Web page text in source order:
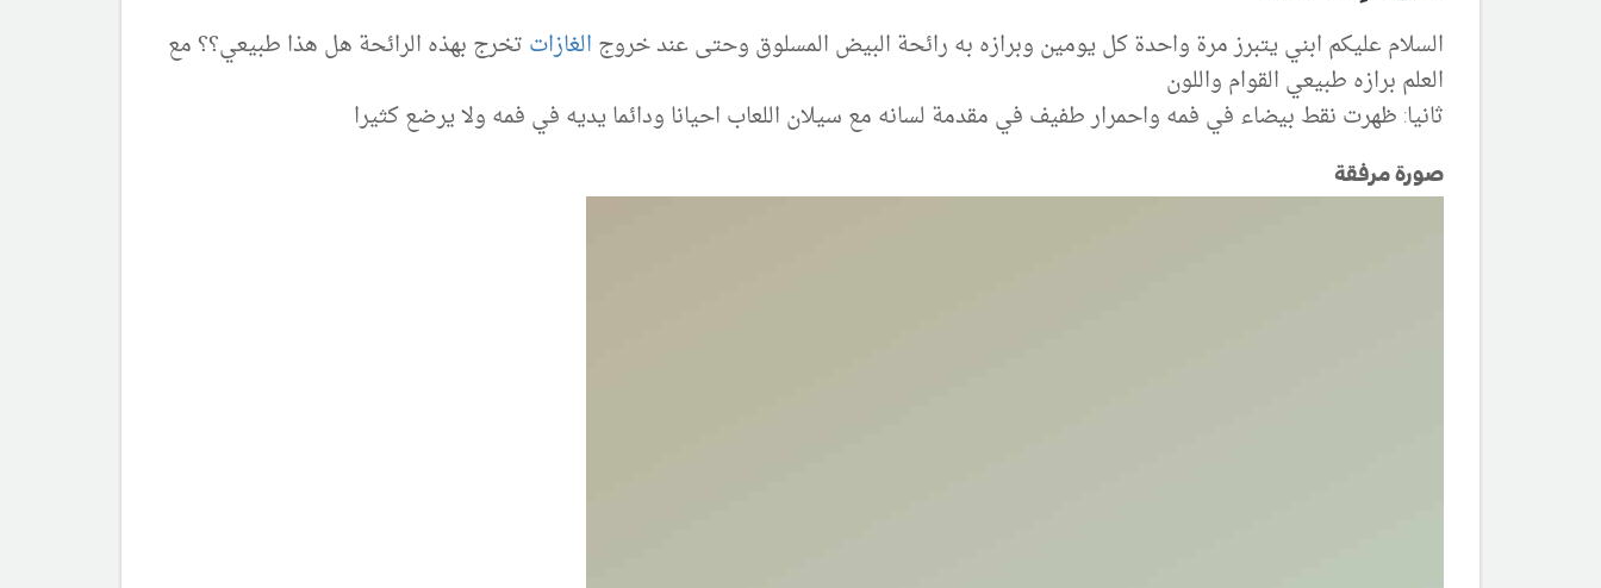
السلام عليكم ابني يتبرز مرة واحدة كل يومين وبرازه به رائحة البيض المسلوق وحتى عند خروج الغازات تخرج بهذه الرائحة هل هذا طبيعي؟؟ مع
العلم برازه طبيعي القوام واللون
ثانيا: ظهرت نقط بيضاء في فمه واحمرار طفيف في مقدمة لسانه مع سيلان اللعاب احيانا ودائما يديه في فمه ولا يرضع كثيرا
صورة مرفقة